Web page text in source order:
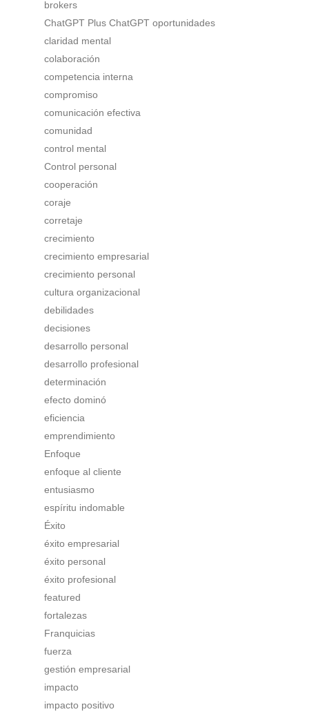
brokers
ChatGPT Plus ChatGPT oportunidades
claridad mental
colaboración
competencia interna
compromiso
comunicación efectiva
comunidad
control mental
Control personal
cooperación
coraje
corretaje
crecimiento
crecimiento empresarial
crecimiento personal
cultura organizacional
debilidades
decisiones
desarrollo personal
desarrollo profesional
determinación
efecto dominó
eficiencia
emprendimiento
Enfoque
enfoque al cliente
entusiasmo
espíritu indomable
Éxito
éxito empresarial
éxito personal
éxito profesional
featured
fortalezas
Franquicias
fuerza
gestión empresarial
impacto
impacto positivo